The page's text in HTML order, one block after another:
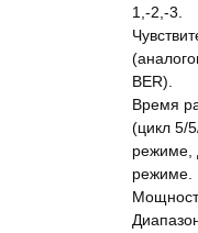
1,-2,-3.
BER).
Время
(цикл 5/
режиме,
режиме.